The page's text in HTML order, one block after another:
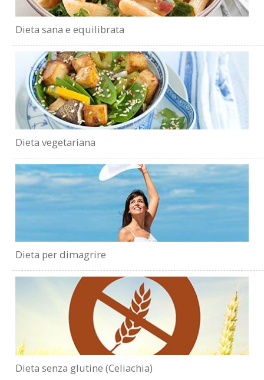
Dieta sana e equilibrata
Dieta vegetariana
Dieta per dimagrire
Dieta senza glutine (Celiachia)